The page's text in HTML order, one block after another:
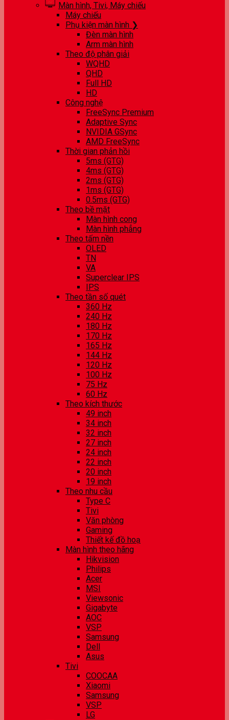
Màn hình, Tivi, Máy chiếu
Máy chiếu
Phụ kiện màn hình ❯
Đèn màn hình
Arm màn hình
Theo độ phân giải
WQHD
QHD
Full HD
HD
Công nghệ
FreeSync Premium
Adaptive Sync
NVIDIA GSync
AMD FreeSync
Thời gian phản hồi
5ms (GTG)
4ms (GTG)
2ms (GTG)
1ms (GTG)
0.5ms (GTG)
Theo bề mặt
Màn hình cong
Màn hình phẳng
Theo tấm nền
OLED
TN
VA
Superclear IPS
IPS
Theo tần số quét
360 Hz
240 Hz
180 Hz
170 Hz
165 Hz
144 Hz
120 Hz
100 Hz
75 Hz
60 Hz
Theo kích thước
49 inch
34 inch
32 inch
27 inch
24 inch
22 inch
20 inch
19 inch
Theo nhu cầu
Type C
Tivi
Văn phòng
Gaming
Thiết kế đồ hoạ
Màn hình theo hãng
Hikvision
Philips
Acer
MSI
Viewsonic
Gigabyte
AOC
VSP
Samsung
Dell
Asus
Tivi
COOCAA
Xiaomi
Samsung
VSP
LG